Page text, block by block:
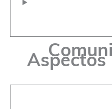
Aspectos